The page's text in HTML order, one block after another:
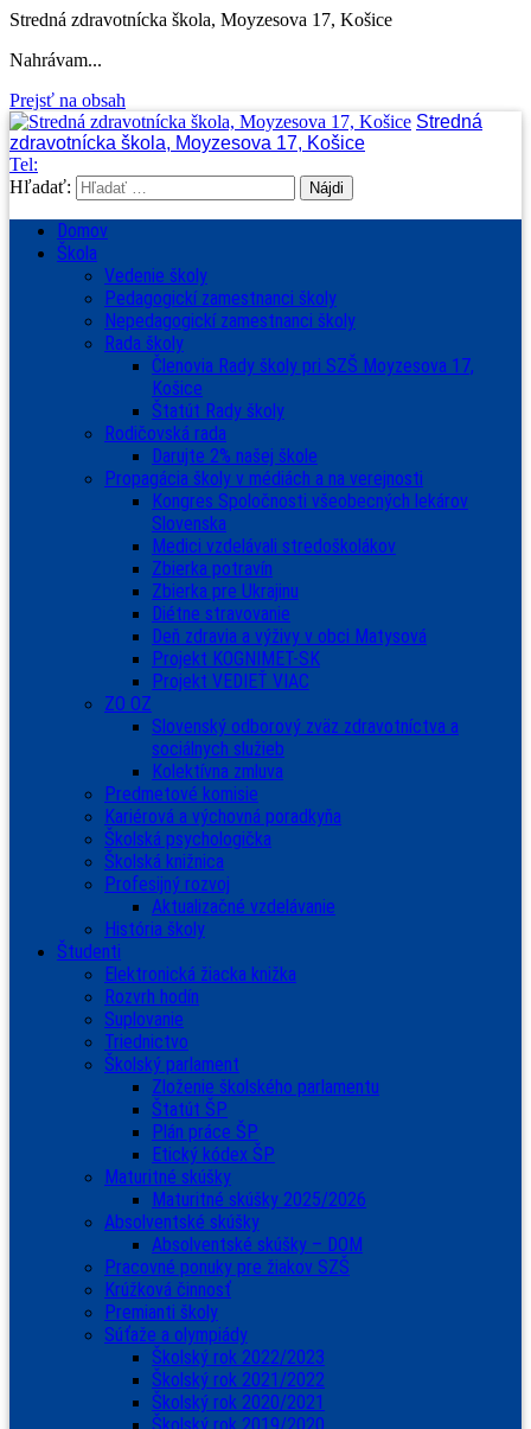
Stredná zdravotnícka škola, Moyzesova 17, Košice
Nahrávam...
Prejsť na obsah
Stredná
zdravotnícka škola, Moyzesova 17, Košice
Tel:
Hľadať:
Domov
Škola
Vedenie školy
Pedagogickí zamestnanci školy
Nepedagogickí zamestnanci školy
Rada školy
Členovia Rady školy pri SZŠ Moyzesova 17,
Košice
Štatút Rady školy
Rodičovská rada
Darujte 2% našej škole
Propagácia školy v médiách a na verejnosti
Kongres Spoločnosti všeobecných lekárov
Slovenska
Medici vzdelávali stredoškolákov
Zbierka potravín
Zbierka pre Ukrajinu
Diétne stravovanie
Deň zdravia a výživy v obci Matysová
Projekt KOGNIMET-SK
Projekt VEDIEŤ VIAC
ZO OZ
Slovenský odborový zväz zdravotníctva a
sociálnych služieb
Kolektívna zmluva
Predmetové komisie
Kariérová a výchovná poradkyňa
Školská psychologička
Školská knižnica
Profesijný rozvoj
Aktualizačné vzdelávanie
História školy
Študenti
Elektronická žiacka knižka
Rozvrh hodín
Suplovanie
Triednictvo
Školský parlament
Zloženie školského parlamentu
Štatút ŠP
Plán práce ŠP
Etický kódex ŠP
Maturitné skúšky
Maturitné skúšky 2025/2026
Absolventské skúšky
Absolventské skúšky – DOM
Pracovné ponuky pre žiakov SZŠ
Krúžková činnosť
Premianti školy
Súťaže a olympiády
Školský rok 2022/2023
Školský rok 2021/2022
Školský rok 2020/2021